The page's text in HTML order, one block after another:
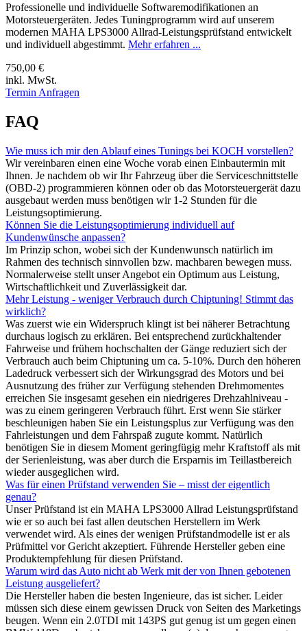
Professionelle und individuelle Softwaremodifikationen an
Motorsteuergeräten. Jedes Tuningprogramm wird auf unserem
modernen MAHA LPS3000 Allrad-Leistungsprüfstand entwickelt
und individuell abgestimmt. Mehr erfahren ...
750,00 €
inkl. MwSt.
Termin Anfragen
FAQ
Wie muss ich mir den Ablauf eines Tunings bei KOCH vorstellen?
Wir vereinbaren einen eine Woche vorab einen Einbautermin mit
Ihnen. Je nachdem ob wir Ihr Fahrzeug über die Serviceschnittstelle
(OBD-2) programmieren können oder ob das Motorsteuergerät dazu
ausgebaut werden muss benötigen wir 1-2 Stunden für die
Leistungsoptimierung.
Können Sie die Leistungsoptimierung individuell auf
Kundenwünsche anpassen?
Im Prinzip schon, wobei sich der Kundenwunsch natürlich im
Rahmen des technisch sinnvollen bzw. machbaren bewegen muss.
Normalerweise stellt unser Angebot ein Optimum aus Leistung,
Wirtschaftlichkeit und Zuverlässigkeit dar.
Mehr Leistung - weniger Verbrauch durch Chiptuning! Stimmt das
wirklich?
Was zuerst wie ein Widerspruch klingt ist bei näherer Betrachtung
durchaus logisch zu erklären. Bei entsprechend zurückhaltender
Fahrweise und frühem hochschalten der Gänge reduziert sich der
Verbrauch auch beim Chiptuning um ca. 5-10%. Durch den höheren
Ladedruck verbessert sich der Wirkungsgrad des Motors und bei
Ausnutzung des früher zur Verfügung stehenden Drehmomentes
erreichen Sie insgesamt gesehen ein niedrigeres Drehzahlniveau -
was zu einem geringeren Verbrauch führt. Erst wenn Sie stärker
beschleunigen haben Sie ein Leistungsplus zur Verfügung was den
Fahrleistungen und dem Fahrspaß zugute kommt. Natürlich
benötigen Sie in diesem Moment geringfügig mehr Kraftstoff als mit
der Serienleistung, was aber durch die Ersparnis im Teillastbereich
wieder ausgeglichen wird.
Was für einen Prüfstand verwenden Sie – misst der eigentlich
genau?
Unser Prüfstand ist ein MAHA LPS3000 Allrad Leistungsprüfstand
wie er so auch bei fast allen deutschen Herstellern im Werk
verwendet wird. Als eines der wenigen Prüfstandmodelle ist er als
Prüfmittel vor Gericht akzeptiert. Führende Hersteller geben eine
Produktempfehlung für diesen Prüfstand.
Warum wird das Auto nicht ab Werk mit der von Ihnen gebotenen
Leistung ausgeliefert?
Die Hersteller haben die besten Ingenieure, das ist sicher. Leider
müssen sich diese einem gewissen Druck von Seiten des Marketings
beugen. Wenn ein 2.0TDI mit 143PS gut genug ist um gegen einen